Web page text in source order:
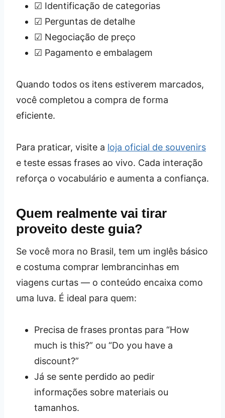
☑ Identificação de categorias
☑ Perguntas de detalhe
☑ Negociação de preço
☑ Pagamento e embalagem
Quando todos os itens estiverem marcados,
você completou a compra de forma
eficiente.
Para praticar, visite a loja oficial de souvenirs
e teste essas frases ao vivo. Cada interação
reforça o vocabulário e aumenta a confiança.
Quem realmente vai tirar
proveito deste guia?
Se você mora no Brasil, tem um inglês básico
e costuma comprar lembrancinhas em
viagens curtas — o conteúdo encaixa como
uma luva. É ideal para quem:
Precisa de frases prontas para “How
much is this?” ou “Do you have a
discount?”
Já se sente perdido ao pedir
informações sobre materiais ou
tamanhos.